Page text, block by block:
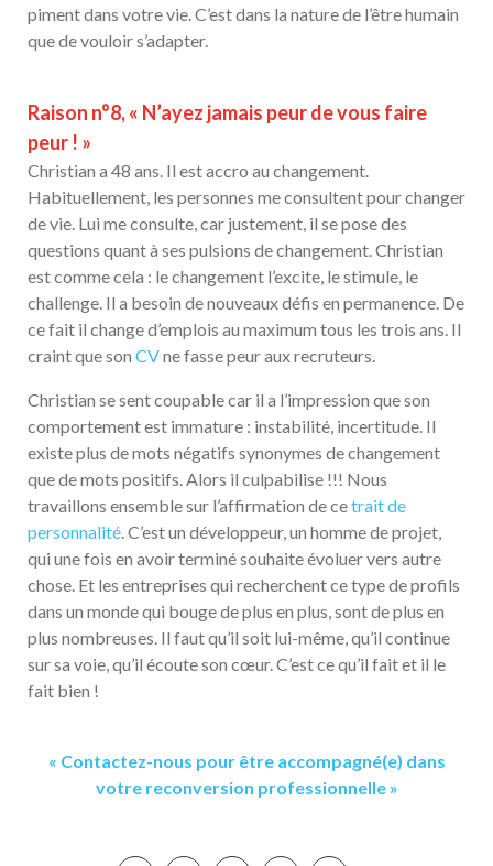
piment dans votre vie. C’est dans la nature de l’être humain
que de vouloir s’adapter.
Raison n°8, « N’ayez jamais peur de vous faire
peur ! »
Christian a 48 ans. Il est accro au changement.
Habituellement, les personnes me consultent pour changer
de vie. Lui me consulte, car justement, il se pose des
questions quant à ses pulsions de changement. Christian
est comme cela : le changement l’excite, le stimule, le
challenge. Il a besoin de nouveaux défis en permanence. De
ce fait il change d’emplois au maximum tous les trois ans. Il
craint que son CVne fasse peur aux recruteurs.
Christian se sent coupable car il a l’impression que son
comportement est immature : instabilité, incertitude. Il
existe plus de mots négatifs synonymes de changement
que de mots positifs. Alors il culpabilise !!! Nous
travaillons ensemble sur l’affirmation de cetrait de
personnalité. C’est un développeur, un homme de projet,
qui une fois en avoir terminé souhaite évoluer vers autre
chose. Et les entreprises qui recherchent ce type de profils
dans un monde qui bouge de plus en plus, sont de plus en
plus nombreuses. Il faut qu’il soit lui-même, qu’il continue
sur sa voie, qu’il écoute son cœur. C’est ce qu’il fait et il le
fait bien !
« Contactez-nous pour être accompagné(e) dans
votre reconversion professionnelle »